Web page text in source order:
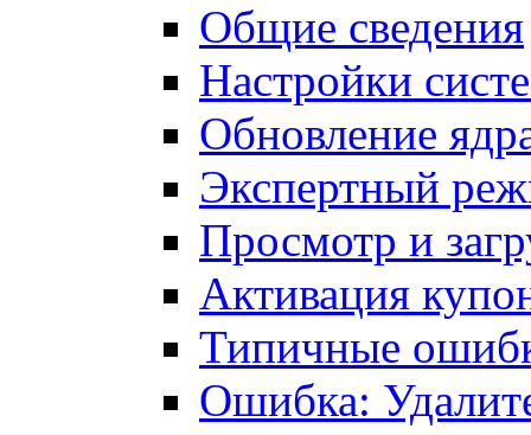
Общие сведения
Настройки
Обновление
Экспертный
Просмотр и
Активация
Типичные
Ошибка: